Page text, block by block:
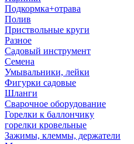
Подкормка+отрава
Полив
Приствольные круги
Разное
Садовый инструмент
Семена
Умывальники, лейки
Фигурки садовые
Шланги
Сварочное оборудование
Горелки к баллончику
горелки кровельные
Зажимы, клеммы, держатели